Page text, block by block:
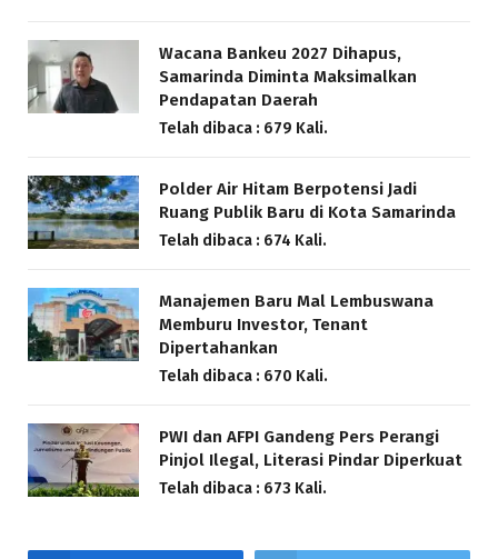
Wacana Bankeu 2027 Dihapus,
Samarinda Diminta Maksimalkan
Pendapatan Daerah
Telah dibaca : 679 Kali.
Polder Air Hitam Berpotensi Jadi
Ruang Publik Baru di Kota Samarinda
Telah dibaca : 674 Kali.
Manajemen Baru Mal Lembuswana
Memburu Investor, Tenant
Dipertahankan
Telah dibaca : 670 Kali.
PWI dan AFPI Gandeng Pers Perangi
Pinjol Ilegal, Literasi Pindar Diperkuat
Telah dibaca : 673 Kali.